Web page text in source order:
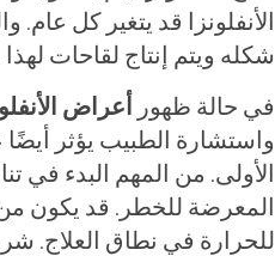
الأنفلونزا قد يتغير كل
شكله ويتم إنتاج لقاحات
في حالة ظهور أعراض
الأولى. من المهم البدء
المعرضة للخطر. قد يكون من
للحرارة في نطاق العلاج.